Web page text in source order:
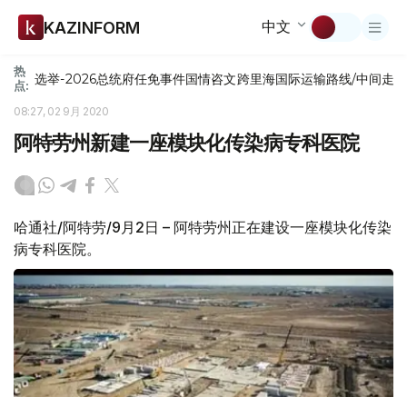
KAZINFORM 中文
热
点: 选举-2026总统府任免事件国情咨文跨里海国际运输路线/中间走廊
08:27, 02 9月 2020
阿特劳州新建一座模块化传染病专科医院
哈通社/阿特劳/9月2日 – 阿特劳州正在建设一座模块化传染
病专科医院。